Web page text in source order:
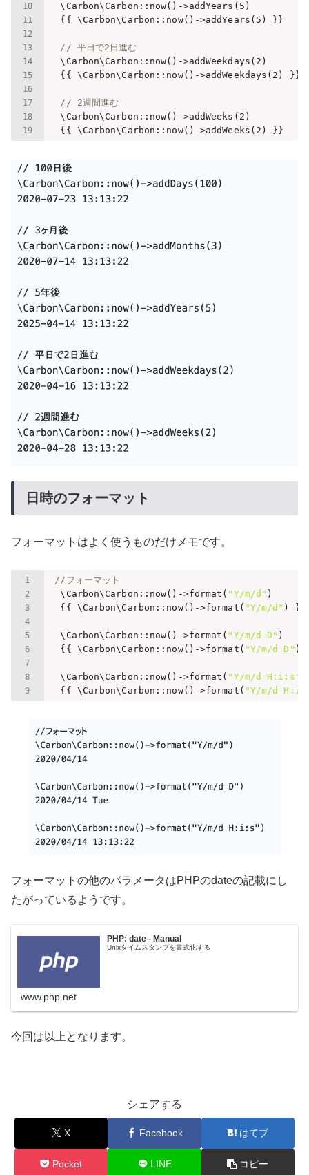
    \Carbon\Carbon::now()->addYears(
5 )
    {{ \Carbon\Carbon::now()->addYears(
5 ) }}
// 平日で2日進む
    \Carbon\Carbon::now()->addWeekdays(
2 )
    {{ \Carbon\Carbon::now()->addWeekdays(
2 ) }}
// 2週間進む
    \Carbon\Carbon::now()->addWeeks(
2 )
    {{ \Carbon\Carbon::now()->addWeeks(
2 ) }}
日時のフォーマット
フォーマットはよく使うものだけメモです。
//フォーマット
    \Carbon\Carbon::now()->format(
"Y/m/d" )
    {{ \Carbon\Carbon::now()->format(
"Y/m/d" ) }}
    \Carbon\Carbon::now()->format(
"Y/m/d D" )
    {{ \Carbon\Carbon::now()->format(
"Y/m/d D" )
    \Carbon\Carbon::now()->format(
"Y/m/d H:i:s"
    {{ \Carbon\Carbon::now()->format(
"Y/m/d
フォーマットの他のパラメータはPHPのdateの記載にし
たがっているようです。
PHP: date - Manual
Unixタイムスタンプを書式化する
www.php.net
今回は以上となります。
シェアする
X Facebook はてブ
Pocket LINE コピー